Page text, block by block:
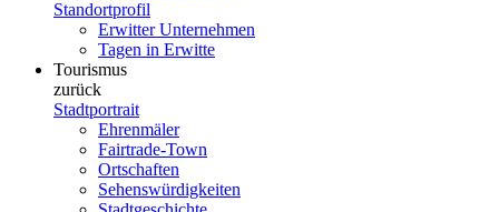
Standortprofil
Erwitter Unternehmen
Tagen in Erwitte
Tourismus
zurück
Stadtportrait
Ehrenmäler
Fairtrade-Town
Ortschaften
Sehenswürdigkeiten